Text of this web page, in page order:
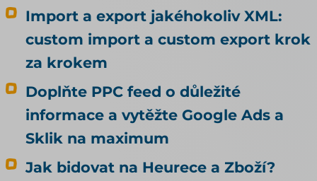
se tedy rozhodl vědomě. Alza zjistila, že za ni
rozhodlo nastavení, které kvůli agentům nikdo
nedělal. Rada, kterou k tomu na internetu
najdete, bývá pořád stejná: dejte do pořádku
produktová data. Je to dobrá rada, jen
odpovídá na jinou otázku, než si většina lidí
myslí. Kvalitní data rozhodují o tom, jestli vás
umělá inteligence doporučí. To, jestli u vás
článek je proto o nakupování, ne o
Import a export jakéhokoliv XML:
custom import a custom export krok
za krokem
Doplňte PPC feed o důležité
informace a vytěžte Google Ads a
Sklik na maximum
Jak bidovat na Heurece a Zboží?